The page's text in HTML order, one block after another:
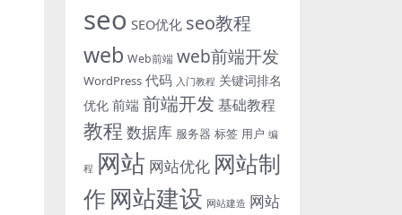
seo SEO优化 seo教程
web Web前端 web前端开发
WordPress 代码 入门教程 关键词排名
优化 前端 前端开发 基础教程
教程 数据库 服务器 标签 用户 编
程 网站 网站优化 网站制
作 网站建设 网站建造 网站